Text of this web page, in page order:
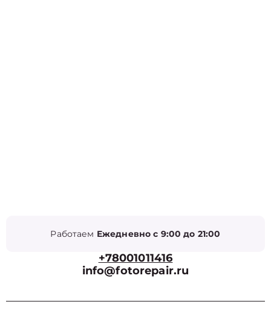
Работаем Ежедневно с 9:00 до 21:00
+78001011416
info@fotorepair.ru